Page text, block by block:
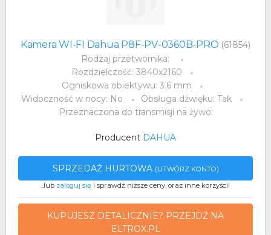
Kamera WI-FI Dahua P8F-PV-0360B-PRO (61854)
Rodzaj przetwornika:
Rozdzielczość: 3840x2160
Ogniskowa obiektywu: 3.6 mm
Widoczność w nocy: No
Obsługa dźwięku: Tak
Przeznaczona do transmisji na żywo:
Producent DAHUA
SPRZEDAŻ HURTOWA (UTWÓRZ KONTO)
..lub zaloguj się i sprawdź niższe ceny, oraz inne korzyści!
KUPUJESZ DETALICZNIE? PRZEJDŹ NA
ELTROX.PL